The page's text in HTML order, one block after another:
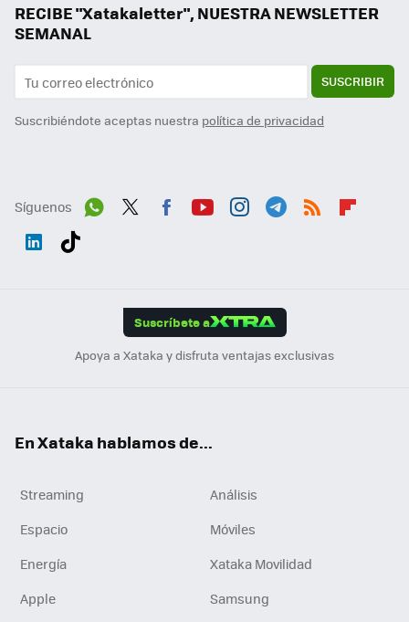
RECIBE "Xatakaletter", NUESTRA NEWSLETTER
SEMANAL
SUSCRIBIR
Suscribiéndote aceptas nuestra política de privacidad
Síguenos
Suscríbete a
Apoya a Xataka y disfruta ventajas exclusivas
En Xataka hablamos de...
Streaming
Análisis
Espacio
Móviles
Energía
Xataka Movilidad
Apple
Samsung